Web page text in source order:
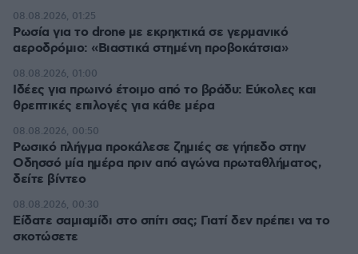
Ρωσία για το drone με εκρηκτικά σε γερμανικό
αεροδρόμιο: «Βιαστικά στημένη προβοκάτσια»
08.08.2026, 01:25
Ιδέες για πρωινό έτοιμο από το βράδυ: Εύκολες και
θρεπτικές επιλογές για κάθε μέρα
08.08.2026, 01:00
Ρωσικό πλήγμα προκάλεσε ζημιές σε γήπεδο στην
Οδησσό μία ημέρα πριν από αγώνα πρωταθλήματος,
δείτε βίντεο
08.08.2026, 00:50
Είδατε σαμιαμίδι στο σπίτι σας; Γιατί δεν πρέπει να το
σκοτώσετε
08.08.2026, 00:30